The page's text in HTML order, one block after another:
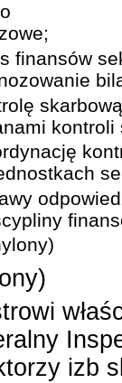
finansów
kontroli
izb